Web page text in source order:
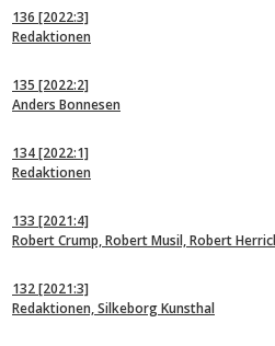
136 [2022:3]
Redaktionen
135 [2022:2]
Anders Bonnesen
134[2022:1]
Redaktionen
133 [2021:4]
Robert Crump, Robert Musil, Robert
132[2021:3]
Redaktionen, Silkeborg Kunsthal